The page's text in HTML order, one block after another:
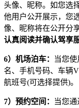
头像、昵称。如您选
他用户公开展示，您
像、昵称将在公开分
认真阅读并确认驾享
6）机场泊车：
当您
名、手机号码、车辆
航班号(可选择提供)。
7）预约空间：
当您